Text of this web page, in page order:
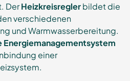
DerHeizkreisreglerbildet die
verschiedenen
und Warmwasserbereitung.
Energiemanagementsystem
einer